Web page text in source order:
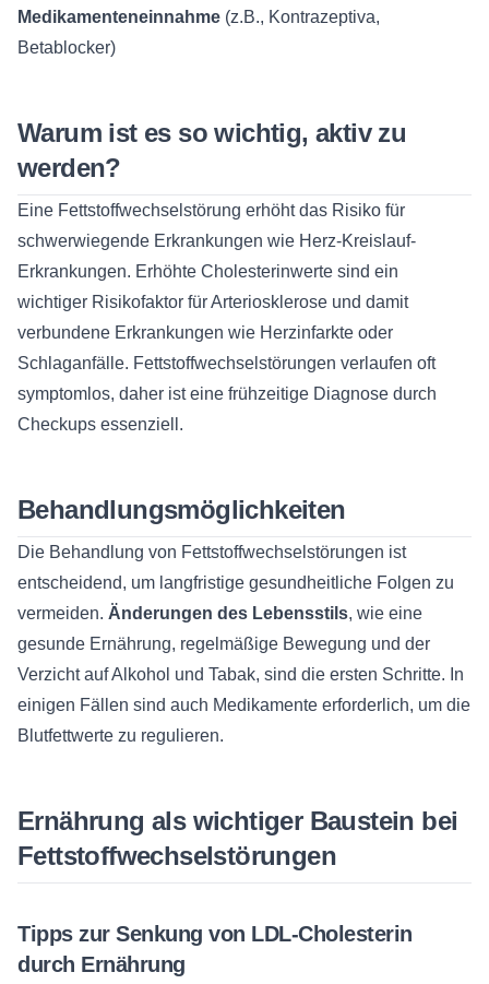
Medikamenteneinnahme (z.B., Kontrazeptiva,
Betablocker)
Warum ist es so wichtig, aktiv zu
werden?
Eine Fettstoffwechselstörung erhöht das Risiko für
schwerwiegende Erkrankungen wie Herz-Kreislauf-
Erkrankungen. Erhöhte Cholesterinwerte sind ein
wichtiger Risikofaktor für Arteriosklerose und damit
verbundene Erkrankungen wie Herzinfarkte oder
Schlaganfälle. Fettstoffwechselstörungen verlaufen oft
symptomlos, daher ist eine frühzeitige Diagnose durch
Checkups essenziell.
Behandlungsmöglichkeiten
Die Behandlung von Fettstoffwechselstörungen ist
entscheidend, um langfristige gesundheitliche Folgen zu
vermeiden. Änderungen des Lebensstils, wie eine
gesunde Ernährung, regelmäßige Bewegung und der
Verzicht auf Alkohol und Tabak, sind die ersten Schritte. In
einigen Fällen sind auch Medikamente erforderlich, um die
Blutfettwerte zu regulieren.
Ernährung als wichtiger Baustein bei
Fettstoffwechselstörungen
Tipps zur Senkung von LDL-Cholesterin
durch Ernährung